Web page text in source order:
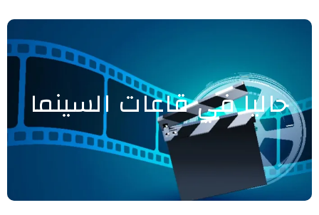
حاليا في قاعات السينما